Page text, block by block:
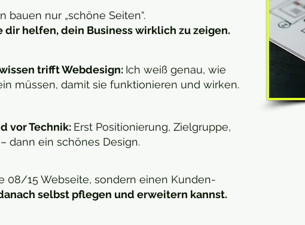
bauen nur „schöne Seiten“.
dir helfen, dein Business wirklich zu zeigen.
trifft Webdesign: Ich weiß genau, wie
müssen, damit sie funktionieren und wirken.
vor Technik: Erst Positionierung, Zielgruppe,
dann ein schönes Design.
08/15 Webseite, sondern einen Kunden-
selbst pflegen und erweitern kannst.